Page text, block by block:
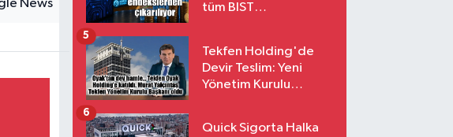
tüm BIST
Tekfen Holding'de
Devir Teslim: Yeni
Yönetim Kurulu
5
Quick Sigorta Halka
6